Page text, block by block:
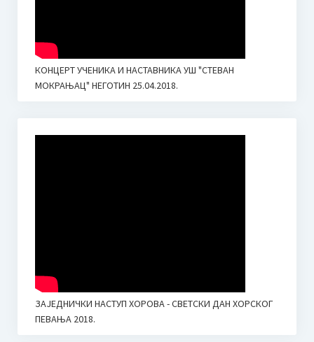
КОНЦЕРТ УЧЕНИКА И НАСТАВНИКА УШ "СТЕВАН
МОКРАЊАЦ" НЕГОТИН 25.04.2018.
ЗАЈЕДНИЧКИ НАСТУП ХОРОВА - СВЕТСКИ ДАН ХОРСКОГ
ПЕВАЊА 2018.